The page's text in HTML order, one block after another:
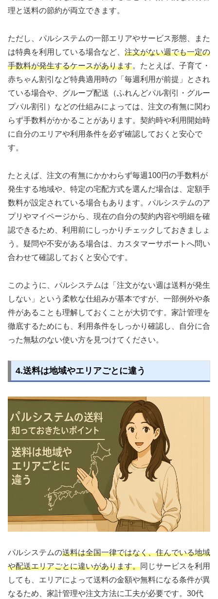
理と送料の節約が両立できます。
ただし、パルシステムの一部エリアやサービス形態、また
は特典を利用している場合など、 注文がない週でも一定の
手数料が発生するケースがあります。たとえば、子育て・
赤ちゃん割引など特典適用時の「毎週利用が前提」とされ
ている場合や、グループ配送（ふれんどパル割引・グルー
プパル割引）などの仕組みによっては、注文の有無に関わ
らず手数料がかかることがあります。契約時や利用開始時
に自分のエリアや利用条件を必ず確認しておくと安心で
す。
たとえば、注文の有無にかかわらず毎週100円の手数料が
発生する地域や、特定の宅配方式を選んだ場合は、定額手
数料が設定されている場合もあります。パルシステムのア
プリやマイページから、現在の自分の契約内容や明細を確
認できるため、利用前にしっかりチェックしておきましょ
う。疑問や不安がある場合は、カスタマーサポートへ問い
合わせて確認しておくと安心です。
このように、パルシステムは「注文がない週は送料が発生
しない」という柔軟な仕組みが基本ですが、一部例外や条
件があることも理解しておくことが大切です。家計管理を
徹底するためにも、利用条件をしっかり確認し、自分に合
った無駄のない使い方を見つけてください。
4.送料は地域やエリアごとに違う
パルシステムの送料は全国一律ではなく、住んでいる地域
や配送エリアごとに違いがあります。同じサービスを利用
しても、エリアによって送料の金額や無料になる条件が異
なるため、家計管理や注文方法に工夫が必要です。30代